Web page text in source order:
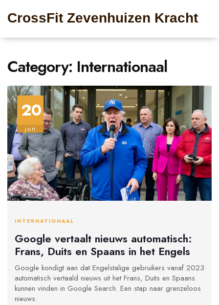
CrossFit Zevenhuizen Kracht
Category: Internationaal
20
jun
INTERNATIONAAL
Google vertaalt nieuws automatisch:
Frans, Duits en Spaans in het Engels
Google kondigt aan dat Engelstalige gebruikers vanaf 2023
automatisch vertaald nieuws uit het Frans, Duits en Spaans
kunnen vinden in Google Search. Een stap naar grenzeloos
nieuws.